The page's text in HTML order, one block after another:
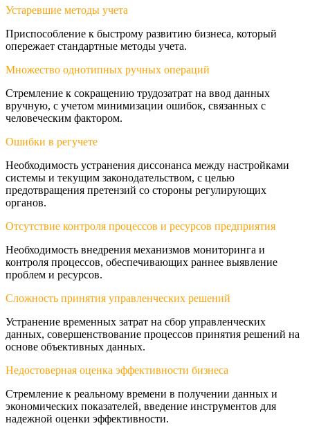
Устаревшие методы учета
Приспособление к быстрому развитию бизнеса, который
опережает стандартные методы учета.
Множество однотипных ручных операций
Стремление к сокращению трудозатрат на ввод данных
вручную, с учетом минимизации ошибок, связанных с
человеческим фактором.
Ошибки в регучете
Необходимость устранения диссонанса между настройками
системы и текущим законодательством, с целью
предотвращения претензий со стороны регулирующих
органов.
Отсутствие контроля процессов и ресурсов предприятия
Необходимость внедрения механизмов мониторинга и
контроля процессов, обеспечивающих раннее выявление
проблем и ресурсов.
Сложность принятия управленческих решений
Устранение временных затрат на сбор управленческих
данных, совершенствование процессов принятия решений на
основе объективных данных.
Недостоверная оценка эффективности бизнеса
Стремление к реальному времени в получении данных и
экономических показателей, введение инструментов для
надежной оценки эффективности.